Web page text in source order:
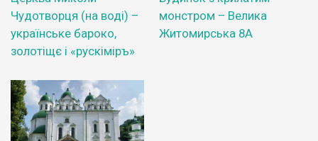
Чудотворця (на воді) –
українське бароко,
золотіщє і «рускіміръ»
монстром – Велика
Житомирська 8А